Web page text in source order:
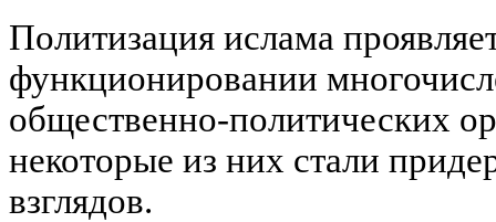
Политизация ислама
функционировании
общественно-политических
некоторые из них стали
взглядов.